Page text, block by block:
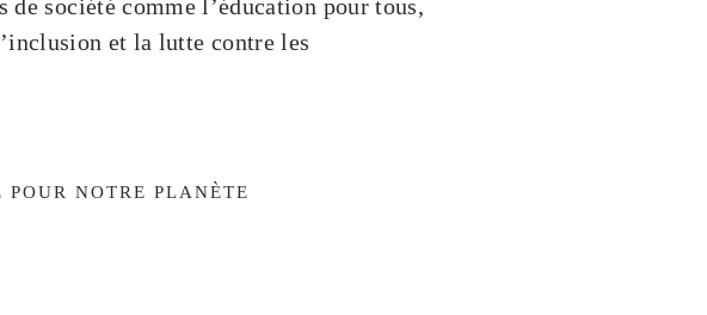
société comme l’éducation pour tous,
et la lutte contre les
POUR NOTRE PLANÈTE